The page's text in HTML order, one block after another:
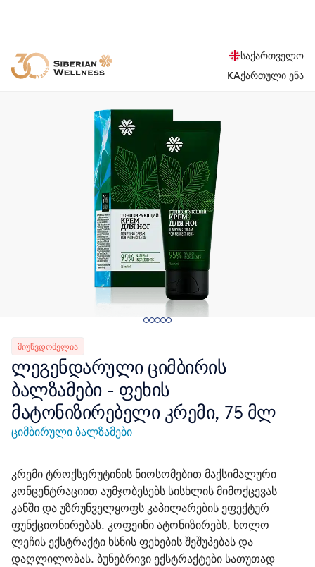
საქართველო
KAქართული ენა
ᲛᲘᲣᲬᲕᲓᲝᲛᲔᲚᲘᲐ
ლეგენდარული ციმბირის
ბალზამები - ფეხის
მატონიზირებელი კრემი, 75 მლ
ციმბირული ბალზამები
კრემი ტროქსერუტინის ნიოსომებით მაქსიმალური
კონცენტრაციით აუმჯობესებს სისხლის მიმოქცევას
კანში და უზრუნველყოფს კაპილარების ეფექტურ
ფუნქციონირებას. კოფეინი ატონიზირებს, ხოლო
ლეჩის ექსტრაქტი ხსნის ფეხების შეშუპებას და
დაღლილობას. ბუნებრივი ექსტრაქტები სათუთად